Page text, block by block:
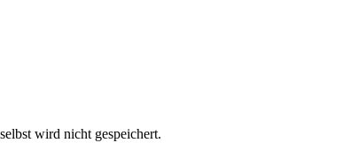
wird nicht gespeichert.